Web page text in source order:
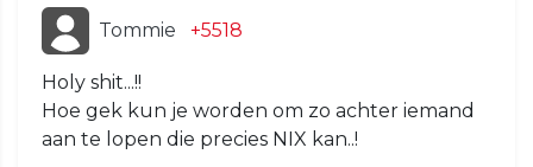
Tommie +5518
Holy shit...!!
Hoe gek kun je worden om zo achter iemand
aan te lopen die precies NIX kan..!